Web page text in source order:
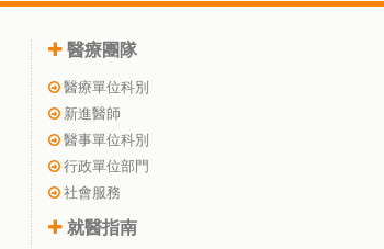
醫療團隊
醫療單位科別
新進醫師
醫事單位科別
行政單位部門
社會服務
就醫指南